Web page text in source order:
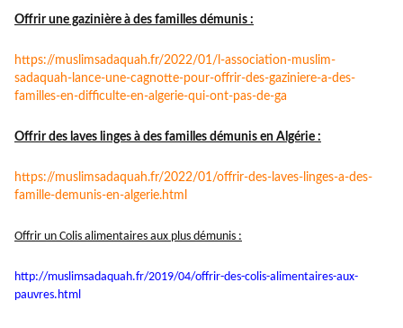
Offrir une gazinière à des familles démunis :
https://muslimsadaquah.fr/2022/01/l-association-muslim-
sadaquah-lance-une-cagnotte-pour-offrir-des-gaziniere-a-des-
familles-en-difficulte-en-algerie-qui-ont-pas-de-ga
Offrir des laves linges à des familles démunis en Algérie :
https://muslimsadaquah.fr/2022/01/offrir-des-laves- linges-a-des-
famille-demunis-en-algerie.html
Offrir un Colis alimentaires aux plus démunis :
http://muslimsadaquah.fr/2019/04/offrir-des-colis-alimentaires-aux-
pauvres.html